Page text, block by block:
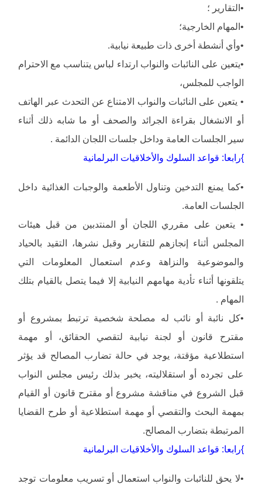
•التقارير ؛
•المهام الخارجية؛
•وأي أنشطة أخرى ذات طبيعة نيابية.
•يتعين على النائبات والنواب ارتداء لباس يتناسب مع الاحترام
الواجب للمجلس،
• يتعين على النائبات والنواب الامتناع عن التحدث عبر الهاتف
أو الانشغال بقراءة الجرائد والصحف أو ما شابه ذلك أثناء
سير الجلسات العامة وداخل جلسات اللجان الدائمة .
}رابعا: قواعد السلوك والأخلاقيات البرلمانية
•كما يمنع التدخين وتناول الأطعمة والوجبات الغذائية داخل
الجلسات العامة.
• يتعين على مقرري اللجان أو المنتدبين من قبل هيئات
المجلس أثناء إنجازهم للتقارير وقبل نشرها، التقيد بالحياد
والموضوعية والنزاهة وعدم استعمال المعلومات التي
يتلقونها أثناء تأدية مهامهم النيابية إلا فيما يتصل بالقيام بتلك
المهام .
•كل نائبة أو نائب له مصلحة شخصية ترتبط بمشروع أو
مقترح قانون أو لجنة نيابية لتقصي الحقائق، أو مهمة
استطلاعية مؤقتة، يوجد في حالة تضارب المصالح قد يؤثر
على تجرده أو استقلاليته، يخبر بذلك رئيس مجلس النواب
قبل الشروع في مناقشة مشروع أو مقترح قانون أو القيام
بمهمة البحث والتقصي أو مهمة استطلاعية أو طرح القضايا
المرتبطة بتضارب المصالح.
}رابعا: قواعد السلوك والأخلاقيات البرلمانية
•لا يحق للنائبات والنواب استعمال أو تسريب معلومات توجد